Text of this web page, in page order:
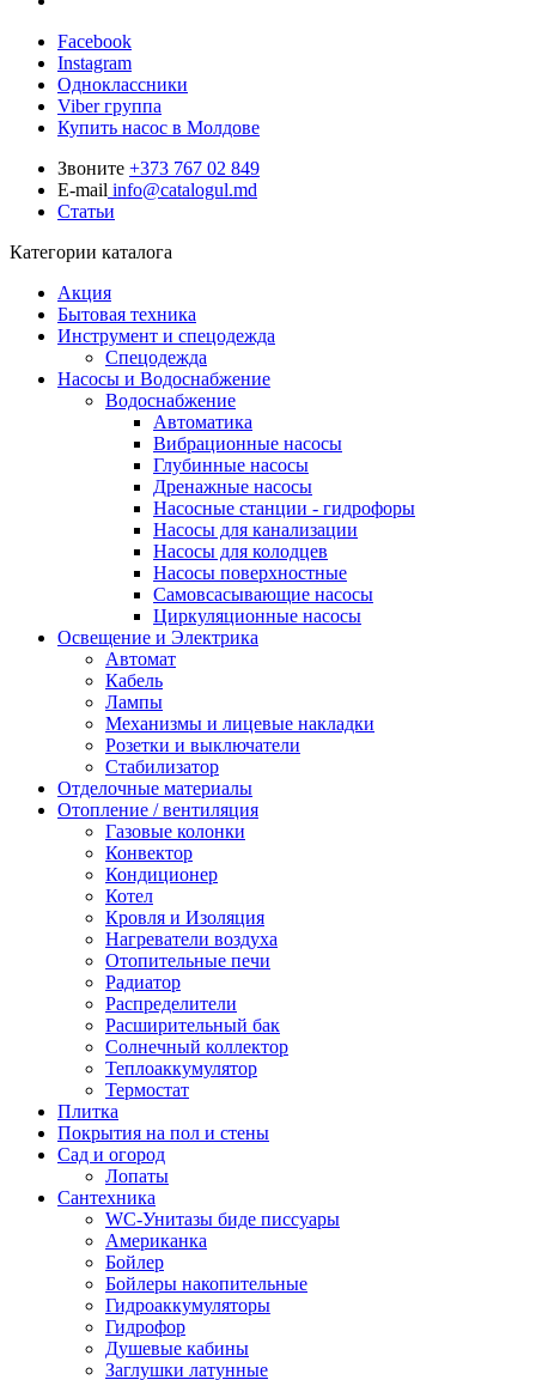
Facebook
Instagram
Одноклассники
Viber группа
Купить насос в Молдове
Звоните +373 767 02 849
E-mail info@catalogul.md
Статьи
Категории каталога
Акция
Бытовая техника
Инструмент и спецодежда
Спецодежда
Насосы и Водоснабжение
Водоснабжение
Автоматика
Вибрационные насосы
Глубинные насосы
Дренажные насосы
Насосные станции - гидрофоры
Насосы для канализации
Насосы для колодцев
Насосы поверхностные
Самовсасывающие насосы
Циркуляционные насосы
Освещение и Электрика
Автомат
Кабель
Лампы
Механизмы и лицевые накладки
Розетки и выключатели
Стабилизатор
Отделочные материалы
Отопление / вентиляция
Газовые колонки
Конвектор
Кондиционер
Котел
Кровля и Изоляция
Нагреватели воздуха
Отопительные печи
Радиатор
Распределители
Расширительный бак
Солнечный коллектор
Теплоаккумулятор
Термостат
Плитка
Покрытия на пол и стены
Сад и огород
Лопаты
Сантехника
WC-Унитазы биде писсуары
Американка
Бойлер
Бойлеры накопительные
Гидроаккумуляторы
Гидрофор
Душевые кабины
Заглушки латунные